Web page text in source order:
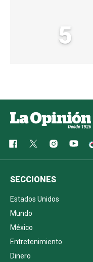
5
SECCIONES
Estados Unidos
Mundo
México
Entretenimiento
Dinero